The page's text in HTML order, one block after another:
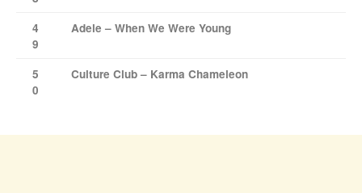
4
9
Adele – When We Were Young
5
0
Culture Club – Karma Chameleon